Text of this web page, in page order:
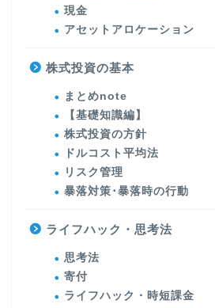
現金
アセットアロケーション
株式投資の基本
まとめnote
【基礎知識編】
株式投資の方針
ドルコスト平均法
リスク管理
暴落対策･暴落時の行動
ライフハック・思考法
思考法
寄付
ライフハック・時短課金